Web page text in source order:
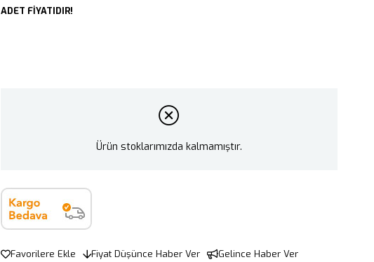
ADET FİYATIDIR!
Ürün stoklarımızda kalmamıştır.
Favorilere Ekle Fiyat Düşünce Haber Ver Gelince Haber Ver